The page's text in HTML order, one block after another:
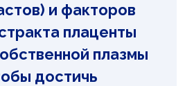
и факторов
плаценты
плазмы
достичь